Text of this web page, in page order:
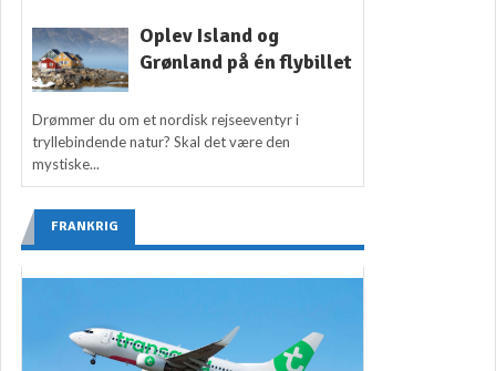
Oplev Island og
Grønland på én flybillet
Drømmer du om et nordisk rejseeventyr i
tryllebindende natur? Skal det være den
mystiske...
FRANKRIG